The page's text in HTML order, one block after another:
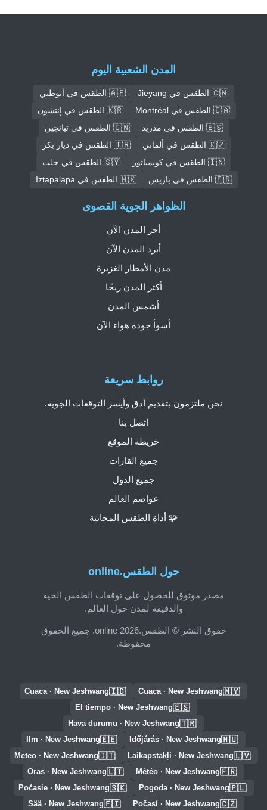
المدن الشعبية اليوم
🇨🇳 الطقس في Jieyang
🇦🇪 الطقس في أبوظبي
🇨🇦 الطقس في Montréal
🇰🇷 الطقس في إنتشون
🇪🇸 الطقس في مدريد
🇨🇳 الطقس في تيانجين
🇰🇿 الطقس في ألماتي
🇹🇷 الطقس في ديار بكر
🇮🇳 الطقس في كويمباتور
🇸🇾 الطقس في حلب
🇫🇷 الطقس في باريس
🇲🇽 الطقس في Iztapalapa
حول الطقس.online
مصدر موثوق للحصول على توقعات الطقس الحية
والدقيقة لمدن حول العالم.
حقوق النشر © الطقس.online 2026. جميع الحقوق
محفوظة.
روابط سريعة
نحن ملتزمون بتقديم أدق وأيسر التوقعات الجوية.
اتصل بنا
خريطة الموقع
جميع القارات
جميع الدول
عواصم العالم
🧩 أداة الطقس المجانية
الظواهر الجوية القصوى
أحر المدن الآن
أبرد المدن الآن
مدن الأمطار الغزيرة
أكثر المدن ريحًا
أشمس المدن
أسوأ جودة هواء الآن
🇲🇾
Cuaca · New Jeshwang
🇮🇩
Cuaca · New Jeshwang
🇪🇸
El tiempo · New Jeshwang
🇹🇷
Hava durumu · New Jeshwang
🇭🇺
Időjárás · New Jeshwang
🇪🇪
Ilm · New Jeshwang
🇱🇻
Laikapstākļi · New Jeshwang
🇮🇹
Meteo · New Jeshwang
🇫🇷
Météo · New Jeshwang
🇱🇹
Oras · New Jeshwang
🇵🇱
Pogoda · New Jeshwang
🇸🇰
Počasie · New Jeshwang
🇨🇿
Počasí · New Jeshwang
🇫🇮
Sää · New Jeshwang